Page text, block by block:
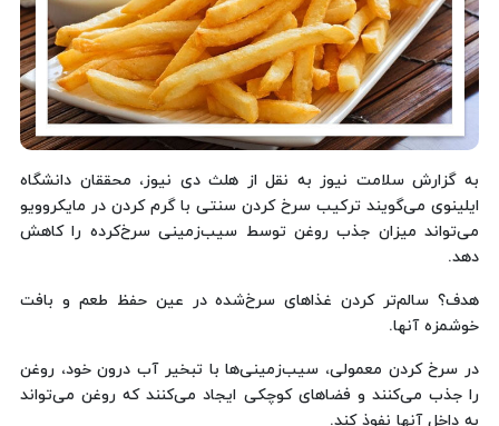
به گزارش سلامت نیوز به نقل از هلث دی نیوز، محققان دانشگاه
ایلینوی می‌گویند ترکیب سرخ کردن سنتی با گرم کردن در مایکروویو
می‌تواند میزان جذب روغن توسط سیب‌زمینی سرخ‌کرده را کاهش
دهد.
هدف؟ سالم‌تر کردن غذاهای سرخ‌شده در عین حفظ طعم و بافت
خوشمزه آنها.
در سرخ کردن معمولی، سیب‌زمینی‌ها با تبخیر آب درون خود، روغن
را جذب می‌کنند و فضاهای کوچکی ایجاد می‌کنند که روغن می‌تواند
به داخل آنها نفوذ کند.